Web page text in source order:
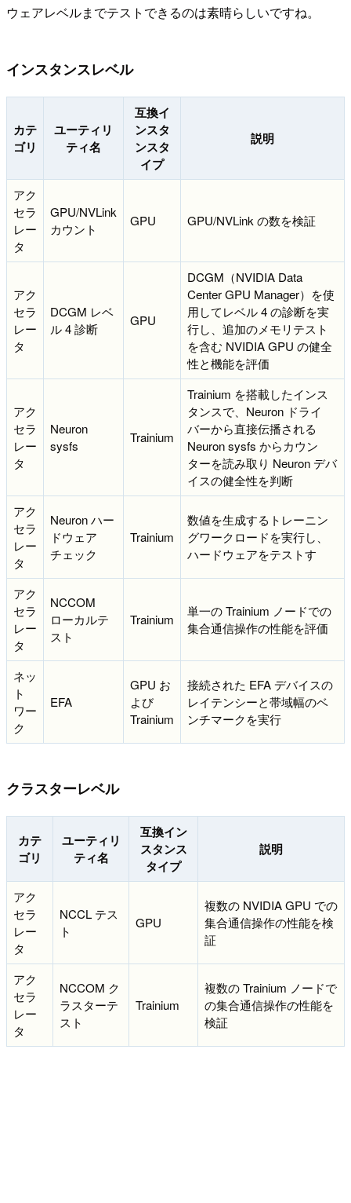
ウェアレベルまでテストできるのは素晴らしいですね。
インスタンスレベル
カテ
ゴリ
ユーティリ
ティ名
互換イ
ンスタ
ンスタ
イプ
説明
アク
セラ
レー
タ
GPU/NVLink
カウント
GPU GPU/NVLink の数を検証
アク
セラ
レー
タ
DCGM レベ
ル 4 診断
GPU
DCGM（NVIDIA Data
Center GPU Manager）を使
用してレベル 4 の診断を実
行し、追加のメモリテスト
を含む NVIDIA GPU の健全
性と機能を評価
アク
セラ
レー
タ
Neuron
sysfs
Trainium
Trainium を搭載したインス
タンスで、Neuron ドライ
バーから直接伝播される
Neuron sysfs からカウン
ターを読み取り Neuron デバ
イスの健全性を判断
アク
セラ
レー
タ
Neuron ハー
ドウェア
チェック
Trainium
数値を生成するトレーニン
グワークロードを実行し、
ハードウェアをテストす
アク
セラ
レー
タ
NCCOM
ローカルテ
スト
Trainium
単一の Trainium ノードでの
集合通信操作の性能を評価
ネッ
ト
ワー
ク
EFA
GPU お
よび
Trainium
接続された EFA デバイスの
レイテンシーと帯域幅のベ
ンチマークを実行
クラスターレベル
カテ
ゴリ
ユーティリ
ティ名
互換イン
スタンス
タイプ
説明
アク
セラ
レー
タ
NCCL テス
ト
GPU
複数の NVIDIA GPU での
集合通信操作の性能を検
証
アク
セラ
レー
タ
NCCOM ク
ラスターテ
スト
Trainium
複数の Trainium ノードで
の集合通信操作の性能を
検証